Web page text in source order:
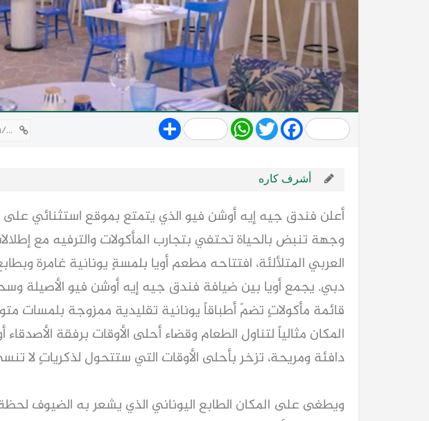
Share WhatsApp
TwitterFacebook
sada-elarab.com/744276
أشرف كاره
أعلن فندق جيه إيه أوشن فيو الذي يتمتع بموقع استثنائي
وجهة تنبض بالحياة تحتفي بتجارب المأكولات والترفيه مع
العربي المتلألئة، افتتاحه مطعم أويا بلمسةٍ يونانية غامرة
دبي. يجمع أويا بين ضيافة فندق جيه إيه أوشن فيو الأصيلة
قائمة مأكولاتٍ تضمّ أطباقاً يونانية تقليدية ممزوجة بلمسات
المكان مثالياً لتناول الطعام وقضاء أحلى الأوقات برفقة الأصدقاء
دافئة ومريحة، تزخر بأحلى الأوقات التي ستتحول لذكرياتٍ لا
ويطغى على المكان الطابع اليوناني الذي يشعر به الضيوف